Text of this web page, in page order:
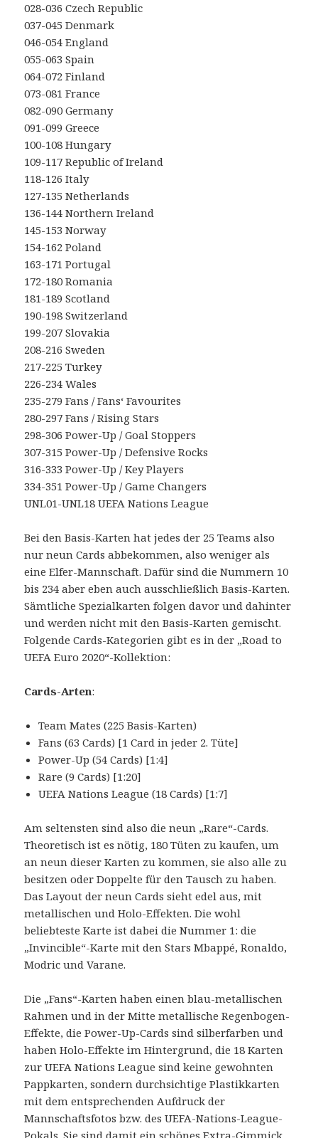
028-036 Czech Republic
037-045 Denmark
046-054 England
055-063 Spain
064-072 Finland
073-081 France
082-090 Germany
091-099 Greece
100-108 Hungary
109-117 Republic of Ireland
118-126 Italy
127-135 Netherlands
136-144 Northern Ireland
145-153 Norway
154-162 Poland
163-171 Portugal
172-180 Romania
181-189 Scotland
190-198 Switzerland
199-207 Slovakia
208-216 Sweden
217-225 Turkey
226-234 Wales
235-279 Fans / Fans‘ Favourites
280-297 Fans / Rising Stars
298-306 Power-Up / Goal Stoppers
307-315 Power-Up / Defensive Rocks
316-333 Power-Up / Key Players
334-351 Power-Up / Game Changers
UNL01-UNL18 UEFA Nations League
Bei den Basis-Karten hat jedes der 25 Teams also
nur neun Cards abbekommen, also weniger als
eine Elfer-Mannschaft. Dafür sind die Nummern 10
bis 234 aber eben auch ausschließlich Basis-Karten.
Sämtliche Spezialkarten folgen davor und dahinter
und werden nicht mit den Basis-Karten gemischt.
Folgende Cards-Kategorien gibt es in der „Road to
UEFA Euro 2020“-Kollektion:
Cards-Arten:
Team Mates (225 Basis-Karten)
Fans (63 Cards) [1 Card in jeder 2. Tüte]
Power-Up (54 Cards) [1:4]
Rare (9 Cards) [1:20]
UEFA Nations League (18 Cards) [1:7]
Am seltensten sind also die neun „Rare“-Cards.
Theoretisch ist es nötig, 180 Tüten zu kaufen, um
an neun dieser Karten zu kommen, sie also alle zu
besitzen oder Doppelte für den Tausch zu haben.
Das Layout der neun Cards sieht edel aus, mit
metallischen und Holo-Effekten. Die wohl
beliebteste Karte ist dabei die Nummer 1: die
„Invincible“-Karte mit den Stars Mbappé, Ronaldo,
Modric und Varane.
Die „Fans“-Karten haben einen blau-metallischen
Rahmen und in der Mitte metallische Regenbogen-
Effekte, die Power-Up-Cards sind silberfarben und
haben Holo-Effekte im Hintergrund, die 18 Karten
zur UEFA Nations League sind keine gewohnten
Pappkarten, sondern durchsichtige Plastikkarten
mit dem entsprechenden Aufdruck der
Mannschaftsfotos bzw. des UEFA-Nations-League-